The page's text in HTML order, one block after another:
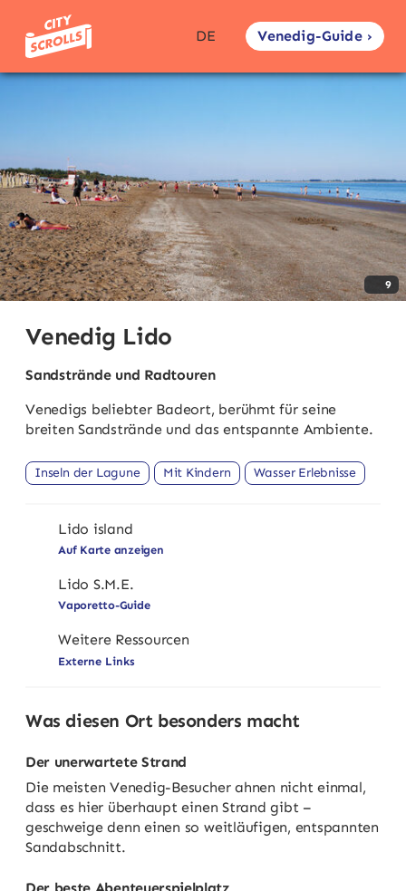
DE Venedig-Guide ›
9
Venedig Lido
Sandstrände und Radtouren
Venedigs beliebter Badeort, berühmt für seine
breiten Sandstrände und das entspannte Ambiente.
Inseln der Lagune Mit Kindern Wasser Erlebnisse
Lido island
Auf Karte anzeigen
Lido S.M.E.
Vaporetto-Guide
Weitere Ressourcen
Externe Links
Was diesen Ort besonders macht
Der unerwartete Strand
Die meisten Venedig-Besucher ahnen nicht einmal,
dass es hier überhaupt einen Strand gibt –
geschweige denn einen so weitläufigen, entspannten
Sandabschnitt.